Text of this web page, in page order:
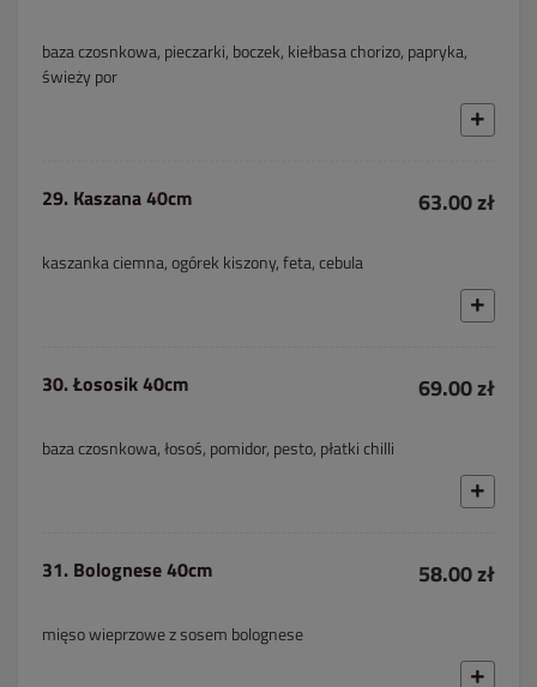
baza czosnkowa, pieczarki, boczek, kiełbasa chorizo, papryka,
świeży por
29. Kaszana 40cm 63.00 zł
kaszanka ciemna, ogórek kiszony, feta, cebula
30. Łososik 40cm 69.00 zł
baza czosnkowa, łosoś, pomidor, pesto, płatki chilli
31. Bolognese 40cm 58.00 zł
mięso wieprzowe z sosem bolognese